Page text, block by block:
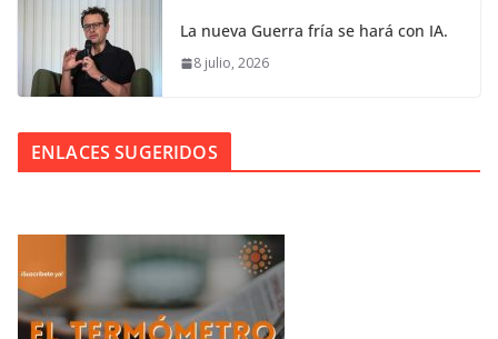
La nueva Guerra fría se hará con IA.
8 julio, 2026
ENLACES SUGERIDOS